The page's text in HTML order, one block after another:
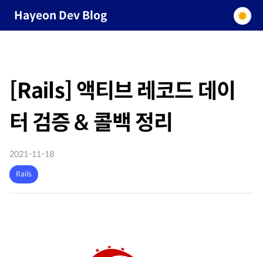
Hayeon Dev Blog
[Rails] 액티브 레코드 데이
터 검증 & 콜백 정리
2021-11-18
Rails